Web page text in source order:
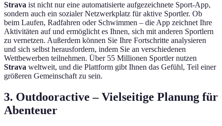
Strava ist nicht nur eine automatisierte aufgezeichnete Sport-App,
sondern auch ein sozialer Netzwerkplatz für aktive Sportler. Ob
beim Laufen, Radfahren oder Schwimmen – die App zeichnet Ihre
Aktivitäten auf und ermöglicht es Ihnen, sich mit anderen Sportlern
zu vernetzen. Außerdem können Sie Ihre Fortschritte analysieren
und sich selbst herausfordern, indem Sie an verschiedenen
Wettbewerben teilnehmen. Über 55 Millionen Sportler nutzen
Strava weltweit, und die Plattform gibt Ihnen das Gefühl, Teil einer
größeren Gemeinschaft zu sein.
3. Outdooractive – Vielseitige Planung für
Abenteuer